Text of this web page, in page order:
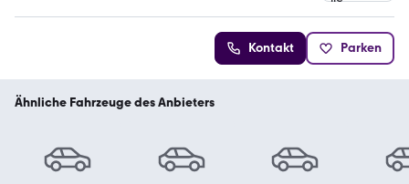
Kontakt Parken
Ähnliche Fahrzeuge des Anbieters